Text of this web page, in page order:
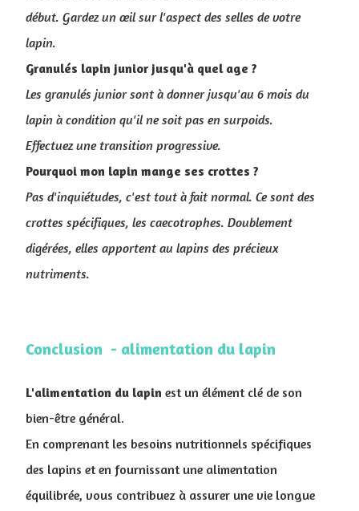
début. Gardez un œil sur l'aspect des selles de votre
lapin.
Granulés lapin junior jusqu'à quel age ?
Les granulés junior sont à donner jusqu'au 6 mois du
lapin à condition qu'il ne soit pas en surpoids.
Effectuez une transition progressive.
Pourquoi mon lapin mange ses crottes ?
Pas d'inquiétudes, c'est tout à fait normal. Ce sont des
crottes spécifiques, les caecotrophes. Doublement
digérées, elles apportent au lapins des précieux
nutriments.
Conclusion - alimentation du lapin
L'alimentation du lapin est un élément clé de son
bien-être général.
En comprenant les besoins nutritionnels spécifiques
des lapins et en fournissant une alimentation
équilibrée, vous contribuez à assurer une vie longue